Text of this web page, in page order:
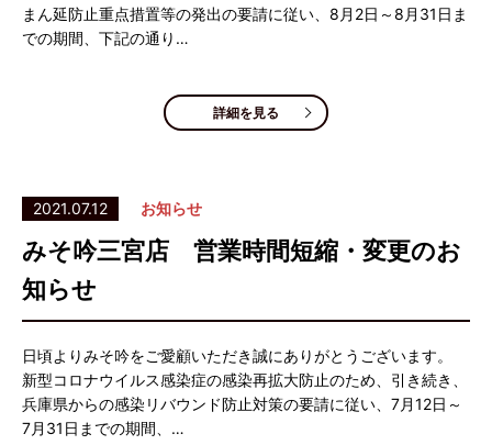
まん延防止重点措置等の発出の要請に従い、8月2日～8月31日ま
での期間、下記の通り…
詳細を見る
2021.07.12 お知らせ
みそ吟三宮店 営業時間短縮・変更のお
知らせ
日頃よりみそ吟をご愛顧いただき誠にありがとうございます。
新型コロナウイルス感染症の感染再拡大防止のため、引き続き、
兵庫県からの感染リバウンド防止対策の要請に従い、7月12日～
7月31日までの期間、…